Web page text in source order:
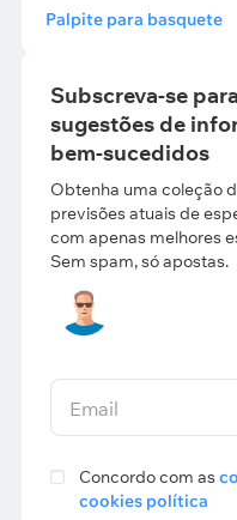
Palpite para basquete
Subscreva-se
sugestões de
bem-sucedidos
Obtenha uma coleção
previsões atuais de
com apenas melhores
Sem spam, só apostas.
Email
Concordo com as
cookies política